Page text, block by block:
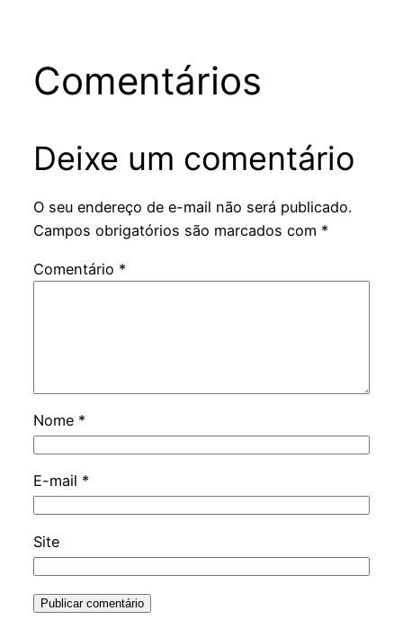
Comentários
Deixe um comentário
O seu endereço de e-mail não será publicado.
Campos obrigatórios são marcados com *
Comentário *
Nome *
E-mail *
Site